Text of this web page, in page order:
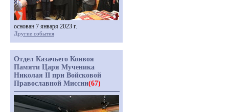
основан 7 января 2023 г.
Другие события
Отдел Казачьего Конвоя
Памяти Царя Мученика
Николая II при Войсковой
Православной Миссии(67)